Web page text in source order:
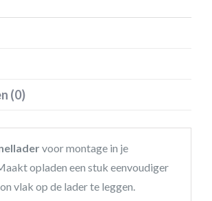
(0)
voor montage in je
opladen een stuk eenvoudiger
vlak op de lader te leggen.